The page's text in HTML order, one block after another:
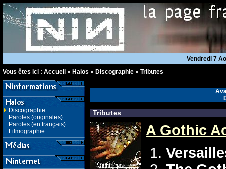
Vendredi 7
Vous êtes ici : Accueil » Halos » Discographie » Tributes
Discographie
Paroles (originales)
Paroles (en français)
Filmographie
Tributes
A Gothic